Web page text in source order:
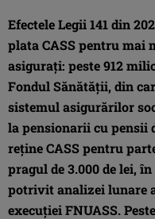
Efectele Legii 141 din
plata CASS pentru mai
asiguraţi: peste 912
Fondul Sănătăţii, din
sistemul asigurărilor
la pensionarii cu pensii
reţine CASS pentru
pragul de 3.000 de lei,
potrivit analizei lunare
execuţiei FNUASS.